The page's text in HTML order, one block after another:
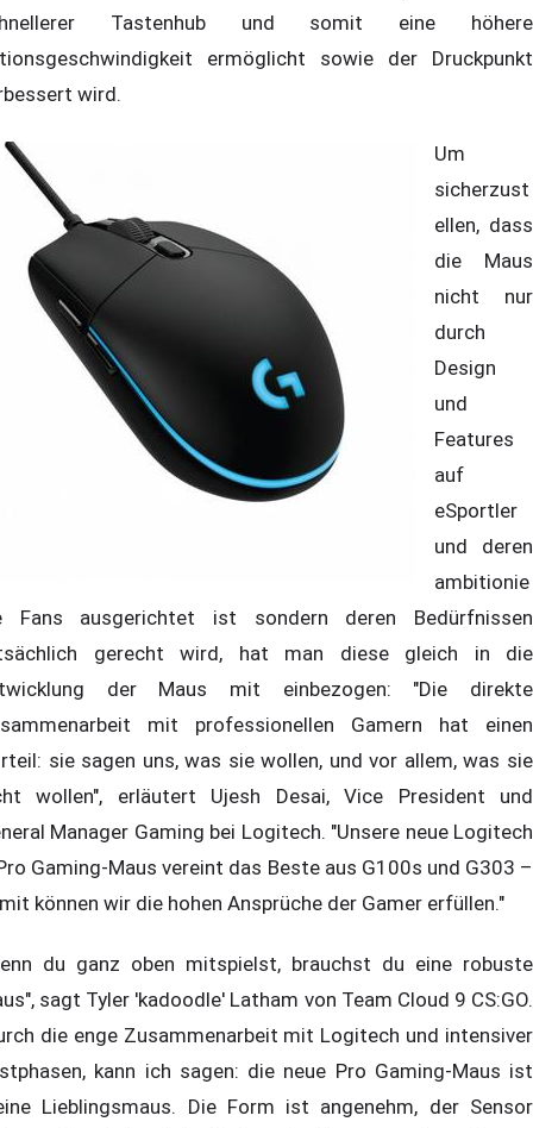
Tastenhub und somit eine höhere
ermöglicht sowie der Druckpunkt
wird.
Um
sicherzust
ellen, dass
die Maus
nicht nur
durch
Design
und
Features
auf
eSportler
und deren
ambitionie
Fans ausgerichtet ist sondern deren Bedürfnissen
gerecht wird, hat man diese gleich in die
der Maus mit einbezogen: "Die direkte
mit professionellen Gamern hat einen
sie sagen uns, was sie wollen, und vor allem, was sie
wollen", erläutert Ujesh Desai, Vice President und
Manager Gaming bei Logitech. "Unsere neue Logitech
Gaming-Maus vereint das Beste aus G100s und G303 –
können wir die hohen Ansprüche der Gamer erfüllen."
du ganz oben mitspielst, brauchst du eine robuste
sagt Tyler 'kadoodle' Latham von Team Cloud 9 CS:GO.
die enge Zusammenarbeit mit Logitech und intensiver
kann ich sagen: die neue Pro Gaming-Maus ist
Lieblingsmaus. Die Form ist angenehm, der Sensor